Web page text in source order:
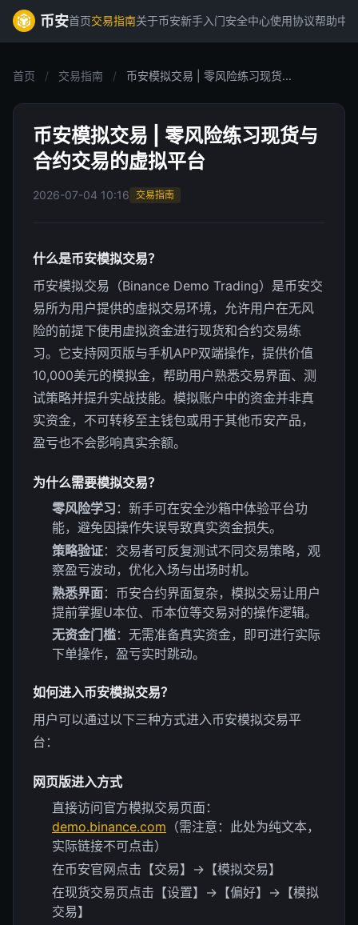
币安首页交易指南关于币安新手入门安全中心使用协议帮助中
首页 / 交易指南 / 币安模拟交易 | 零风险练习现货...
币安模拟交易 | 零风险练习现货与
合约交易的虚拟平台
2026-07-04 10:16 交易指南
什么是币安模拟交易？
币安模拟交易（Binance Demo Trading）是币安交
易所为用户提供的虚拟交易环境，允许用户在无风
险的前提下使用虚拟资金进行现货和合约交易练
习。它支持网页版与手机APP双端操作，提供价值
10,000美元的模拟金，帮助用户熟悉交易界面、测
试策略并提升实战技能。模拟账户中的资金并非真
实资金，不可转移至主钱包或用于其他币安产品，
盈亏也不会影响真实余额。
为什么需要模拟交易？
零风险学习 ：新手可在安全沙箱中体验平台功
能，避免因操作失误导致真实资金损失。
策略验证：交易者可反复测试不同交易策略，观
察盈亏波动，优化入场与出场时机。
熟悉界面：币安合约界面复杂，模拟交易让用户
提前掌握U本位、币本位等交易对的操作逻辑。
无资金门槛：无需准备真实资金，即可进行实际
下单操作，盈亏实时跳动。
如何进入币安模拟交易？
用户可以通过以下三种方式进入币安模拟交易平
台：
网页版进入方式
直接访问官方模拟交易页面：
demo.binance.com （需注意：此处为纯文本，
实际链接不可点击）
在币安官网点击【交易】→【模拟交易】
在现货交易页点击【设置】→【偏好】→【模拟
交易】